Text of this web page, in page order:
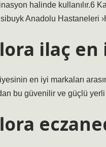
halinde kullanılır.6
Anadolu Hastaneleri
ilaç
en iyi markaları
bu güvenilir ve güçlü